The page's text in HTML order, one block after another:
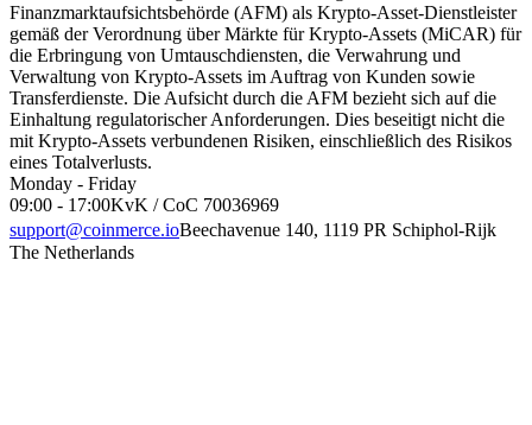
Finanzmarktaufsichtsbehörde (AFM) als Krypto-Asset-Dienstleister
gemäß der Verordnung über Märkte für Krypto-Assets (MiCAR) für
die Erbringung von Umtauschdiensten, die Verwahrung und
Verwaltung von Krypto-Assets im Auftrag von Kunden sowie
Transferdienste. Die Aufsicht durch die AFM bezieht sich auf die
Einhaltung regulatorischer Anforderungen. Dies beseitigt nicht die
mit Krypto-Assets verbundenen Risiken, einschließlich des Risikos
eines Totalverlusts.
Monday - Friday
09:00 - 17:00KvK / CoC 70036969
support@coinmerce.ioBeechavenue 140, 1119 PR Schiphol-Rijk
The Netherlands